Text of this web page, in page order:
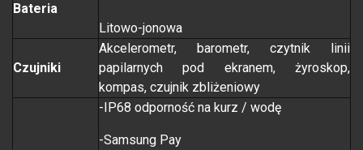
Bateria
Litowo-jonowa
Czujniki
Akcelerometr, barometr, czytnik linii
papilarnych pod ekranem, żyroskop,
kompas, czujnik zbliżeniowy
-IP68 odporność na kurz / wodę
-Samsung Pay